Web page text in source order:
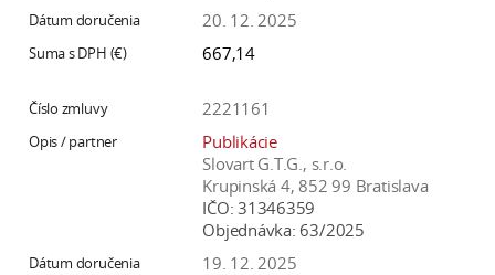
k
20. 12. 2025
667,14
2221161
Publikácie
Slovart G.T.G., s.r.o.
Krupinská 4, 852 99 Bratislava
IČO: 31346359
Objednávka: 63/2025
19. 12. 2025